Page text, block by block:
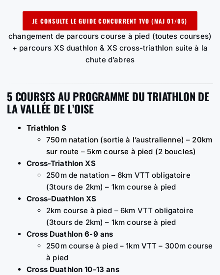
JE CONSULTE LE GUIDE CONCURRENT TVO (MAJ 01/05)
changement de parcours course à pied (toutes courses)
+ parcours XS duathlon & XS cross-triathlon suite à la
chute d’abres
5 COURSES AU PROGRAMME DU TRIATHLON DE
LA VALLÉE DE L’OISE
Triathlon S
750m natation (sortie à l’australienne) – 20km
sur route – 5km course à pied (2 boucles)
Cross-Triathlon XS
250m de natation – 6km VTT obligatoire
(3tours de 2km) – 1km course à pied
Cross-Duathlon XS
2km course à pied – 6km VTT obligatoire
(3tours de 2km) – 1km course à pied
Cross Duathlon 6-9 ans
250m course à pied – 1km VTT – 300m course
à pied
Cross Duathlon 10-13 ans